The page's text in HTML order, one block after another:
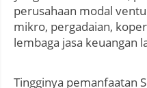
perusahaan modal
mikro, pergadaian,
lembaga jasa keuangan
Tingginya pemanfaatan